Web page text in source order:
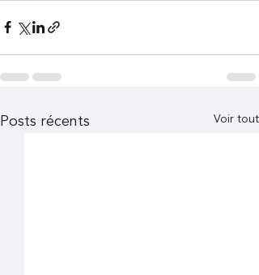
Posts récents Voir tout